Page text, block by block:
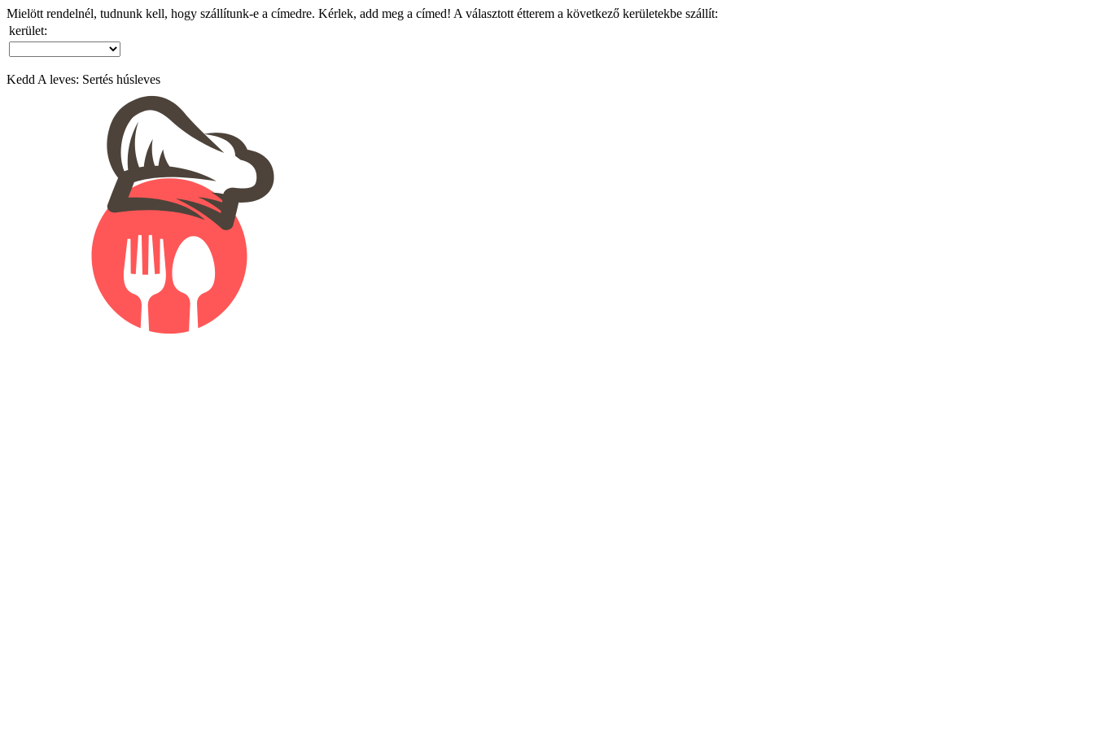
Mielött rendelnél, tudnunk kell, hogy szállítunk-e a címedre. Kérlek, add meg a címed! A választott étterem a következő kerületekbe szállít:
kerület:
Kedd A leves: Sertés húsleves